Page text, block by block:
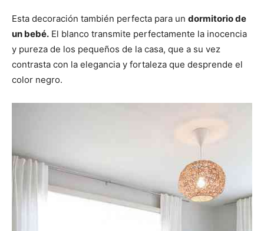
Esta decoración también perfecta para un dormitorio de
un bebé. El blanco transmite perfectamente la inocencia
y pureza de los pequeños de la casa, que a su vez
contrasta con la elegancia y fortaleza que desprende el
color negro.